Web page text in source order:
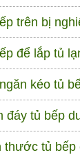
trên bị
để lắp tủ
kéo tủ
đáy tủ bếp
thước tủ